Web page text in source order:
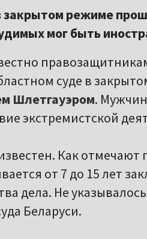
закрытом режиме
мог быть
суде в
Шлетгауэром.
экстремистской
Как
от 7 до 15 лет
дела. Не
Беларуси.